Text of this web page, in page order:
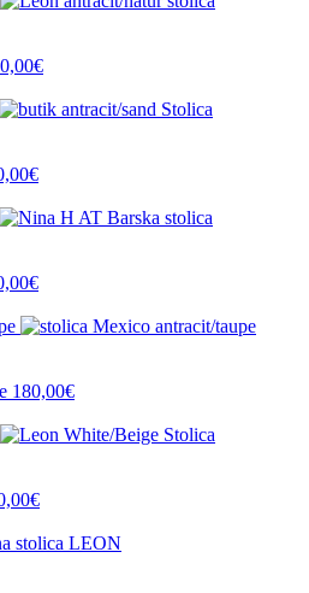
180,00€